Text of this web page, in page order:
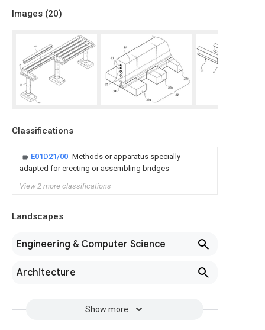
Images (20)
Classifications
E01D21/00 Methods or apparatus specially
adapted for erecting or assembling bridges
View 2 more classifications
Landscapes
Engineering & Computer Science
Architecture
Show more